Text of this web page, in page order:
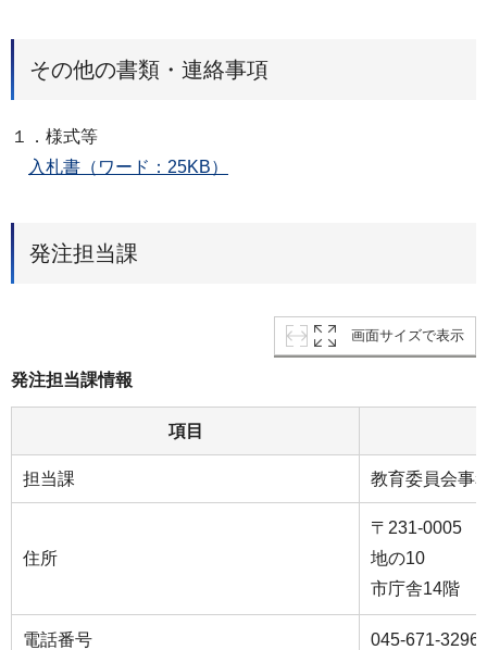
その他の書類・連絡事項
１．様式等
入札書（ワード：25KB）
発注担当課
画面サイズで表示
発注担当課情報
項目
担当課 教育委員会事
住所
〒231-0005
地の10
市庁舎14階
電話番号 045-671-3296